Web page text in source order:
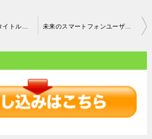
効果的なSEO戦略 タイトルタグとメタディスクリプションの最適化テクニック 未来のスマートフォンユーザビリティ ユーザーが求める機能と改善策